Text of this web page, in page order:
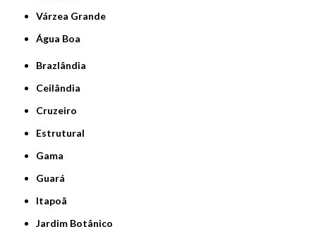
Várzea Grande
Água Boa
Brazlândia
Ceilândia
Cruzeiro
Estrutural
Gama
Guará
Itapoã
Jardim Botânico